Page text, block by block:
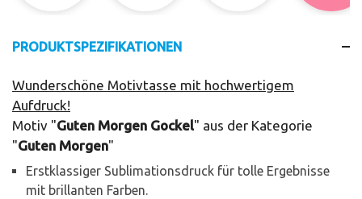
PRODUKTSPEZIFIKATIONEN
Wunderschöne Motivtasse mit hochwertigem
Aufdruck!
Motiv "Guten Morgen Gockel" aus der Kategorie
"Guten Morgen"
Erstklassiger Sublimationsdruck für tolle Ergebnisse
mit brillanten Farben.